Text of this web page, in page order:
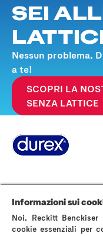
SEI
Nessun problema,
a te!
SCOPRI LA
SENZA LATTICE
La storia di Durex
Contattaci
Politica sui cookies
Informazioni sui
Noi, Reckitt
cookie essenziali per